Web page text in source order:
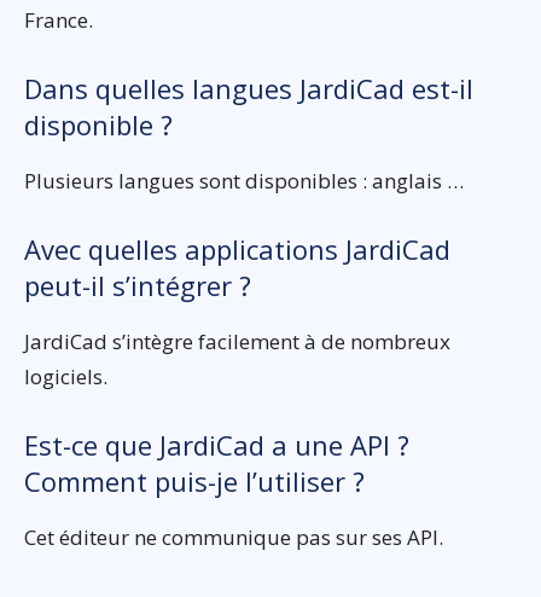
France.
Dans quelles langues JardiCad est-il
disponible ?
Plusieurs langues sont disponibles : anglais …
Avec quelles applications JardiCad
peut-il s’intégrer ?
JardiCad s’intègre facilement à de nombreux
logiciels.
Est-ce que JardiCad a une API ?
Comment puis-je l’utiliser ?
Cet éditeur ne communique pas sur ses API.